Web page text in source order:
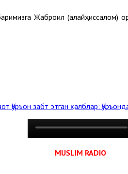
Жаброил (алайҳиссалом)
Қуръон забт этган қалблар:
MUSLIM RADIO